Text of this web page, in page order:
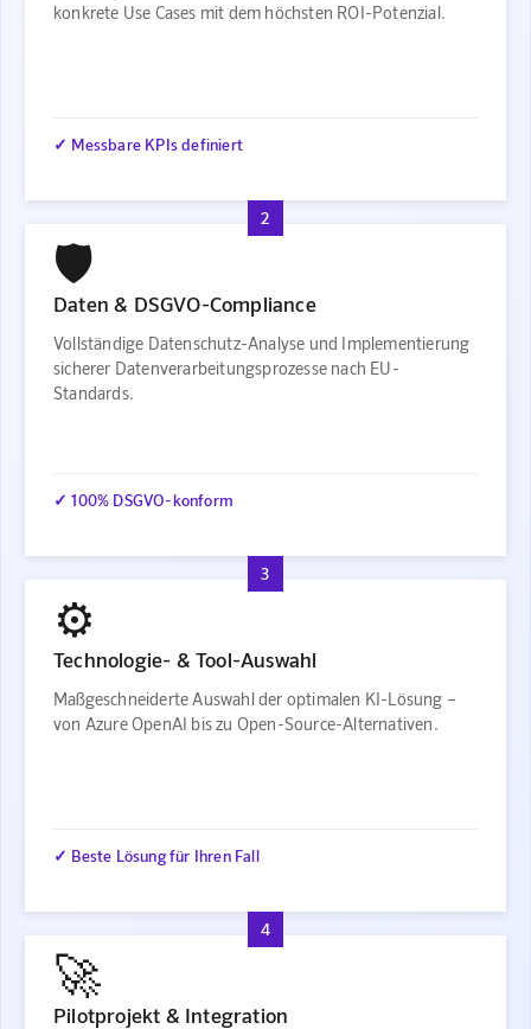
konkrete Use Cases mit dem höchsten ROI-Potenzial.
✓ Messbare KPIs definiert
2
🛡️
Daten & DSGVO-Compliance
Vollständige Datenschutz-Analyse und Implementierung
sicherer Datenverarbeitungsprozesse nach EU-
Standards.
✓ 100% DSGVO-konform
3
⚙️
Technologie- & Tool-Auswahl
Maßgeschneiderte Auswahl der optimalen KI-Lösung –
von Azure OpenAI bis zu Open-Source-Alternativen.
✓ Beste Lösung für Ihren Fall
4
🚀
Pilotprojekt & Integration